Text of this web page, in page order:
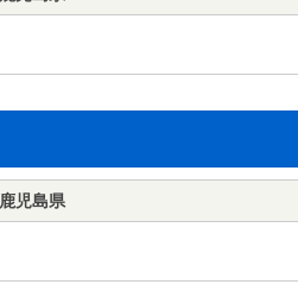
鹿児島県